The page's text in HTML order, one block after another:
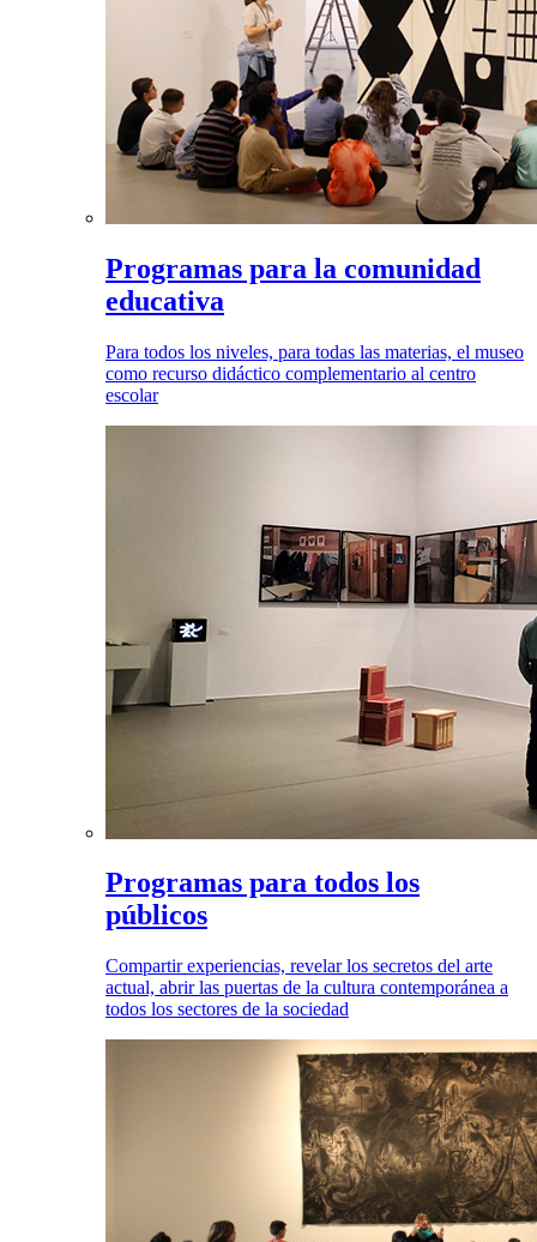
Programas para la comunidad
educativa
Para todos los niveles, para todas las materias, el museo
como recurso didáctico complementario al centro
escolar
Programas para todos los
públicos
Compartir experiencias, revelar los secretos del arte
actual, abrir las puertas de la cultura contemporánea a
todos los sectores de la sociedad